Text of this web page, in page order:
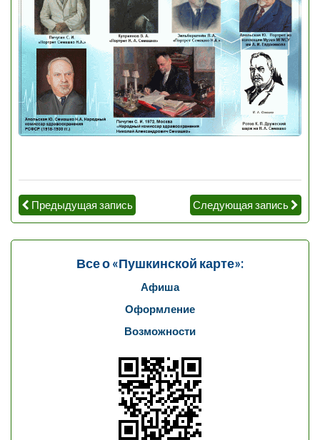
Предыдущая запись Следующая запись
Все о «Пушкинской карте»:
Афиша
Оформление
Возможности